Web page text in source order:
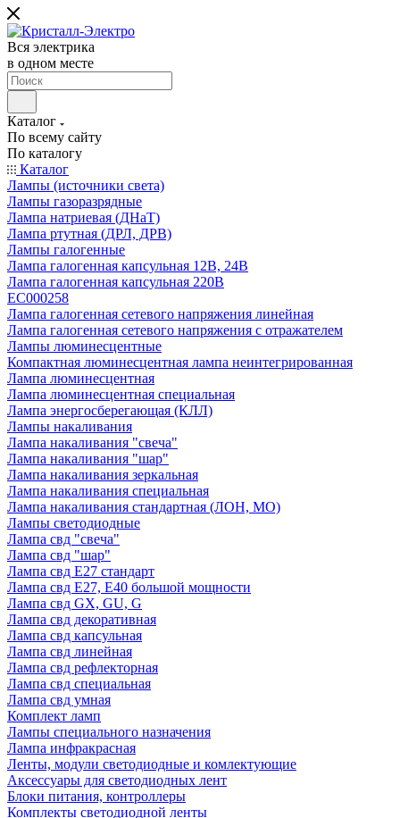
Вся электрика
в одном месте
Каталог
По всему сайту
По каталогу
Каталог
Лампы (источники света)
Лампы газоразрядные
Лампа натриевая (ДНаТ)
Лампа ртутная (ДРЛ, ДРВ)
Лампы галогенные
Лампа галогенная капсульная 12В, 24В
Лампа галогенная капсульная 220В
EC000258
Лампа галогенная сетевого напряжения линейная
Лампа галогенная сетевого напряжения с отражателем
Лампы люминесцентные
Компактная люминесцентная лампа неинтегрированная
Лампа люминесцентная
Лампа люминесцентная специальная
Лампа энергосберегающая (КЛЛ)
Лампы накаливания
Лампа накаливания "свеча"
Лампа накаливания "шар"
Лампа накаливания зеркальная
Лампа накаливания специальная
Лампа накаливания стандартная (ЛОН, МО)
Лампы светодиодные
Лампа свд "свеча"
Лампа свд "шар"
Лампа свд E27 стандарт
Лампа свд E27, Е40 большой мощности
Лампа свд GX, GU, G
Лампа свд декоративная
Лампа свд капсульная
Лампа свд линейная
Лампа свд рефлекторная
Лампа свд специальная
Лампа свд умная
Комплект ламп
Лампы специального назначения
Лампа инфракрасная
Ленты, модули светодиодные и комлектующие
Аксессуары для светодиодных лент
Блоки питания, контроллеры
Комплекты светодиодной ленты